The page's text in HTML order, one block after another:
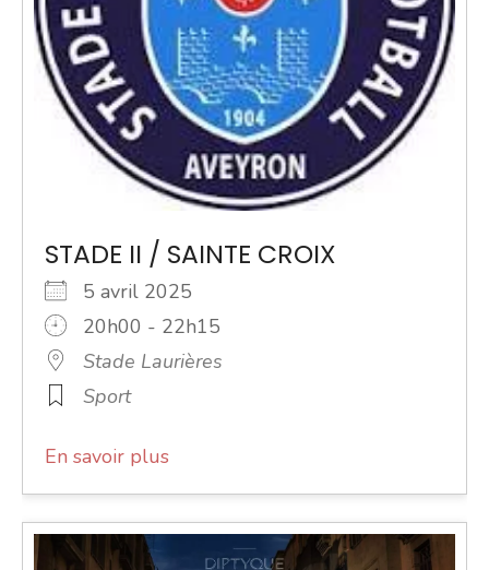
STADE II / SAINTE CROIX
5 avril 2025
20h00 - 22h15
Stade Laurières
Sport
En savoir plus